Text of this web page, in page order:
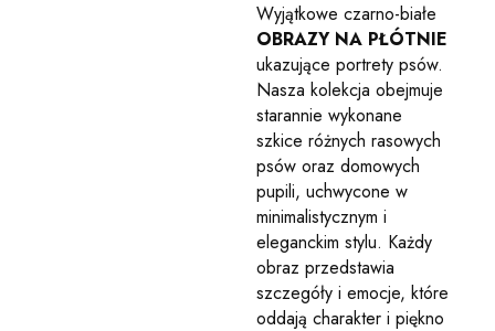
Wyjątkowe czarno-białe
OBRAZY NA PŁÓTNIE
ukazujące portrety psów.
Nasza kolekcja obejmuje
starannie wykonane
szkice różnych rasowych
psów oraz domowych
pupili, uchwycone w
minimalistycznym i
eleganckim stylu. Każdy
obraz przedstawia
szczegóły i emocje, które
oddają charakter i piękno